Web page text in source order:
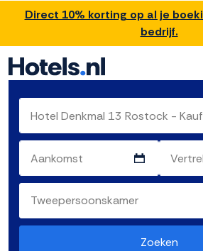
Direct 10% korting op al je
bedrijf.
Zoeken